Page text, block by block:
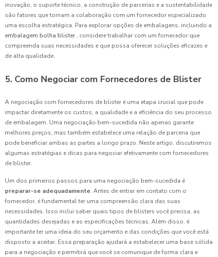
inovação, o suporte técnico, a construção de parcerias e a sustentabilidade
são fatores que tornam a colaboração com um fornecedor especializado
uma escolha estratégica. Para explorar opções de embalagens, incluindo a
embalagem bolha blister , considere trabalhar com um fornecedor que
compreenda suas necessidades e que possa oferecer soluções eficazes e
de alta qualidade.
5. Como Negociar com Fornecedores de Blister
A negociação com fornecedores de blister é uma etapa crucial que pode
impactar diretamente os custos, a qualidade e a eficiência do seu processo
de embalagem. Uma negociação bem-sucedida não apenas garante
melhores preços, mas também estabelece uma relação de parceria que
pode beneficiar ambas as partes a longo prazo. Neste artigo, discutiremos
algumas estratégias e dicas para negociar efetivamente com fornecedores
de blister.
Um dos primeiros passos para uma negociação bem-sucedida é
preparar-se adequadamente. Antes de entrar em contato com o
fornecedor, é fundamental ter uma compreensão clara das suas
necessidades. Isso inclui saber quais tipos de blisters você precisa, as
quantidades desejadas e as especificações técnicas. Além disso, é
importante ter uma ideia do seu orçamento e das condições que você está
disposto a aceitar. Essa preparação ajudará a estabelecer uma base sólida
para a negociação e permitirá que você se comunique de forma clara e